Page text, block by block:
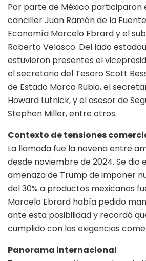
Por parte de México participaron
canciller Juan Ramón de la
Economía Marcelo Ebrard y el
Roberto Velasco. Del lado
estuvieron presentes el
el secretario del Tesoro Scott
de Estado Marco Rubio, el
Howard Lutnick, y el asesor de
Stephen Miller, entre otros.
Contexto de tensiones
La llamada fue la novena entre
desde noviembre de 2024. Se dio
amenaza de Trump de imponer
del 30% a productos mexicanos
Marcelo Ebrard había pedido
ante esta posibilidad y recordó
cumplido con las exigencias
Panorama internacional